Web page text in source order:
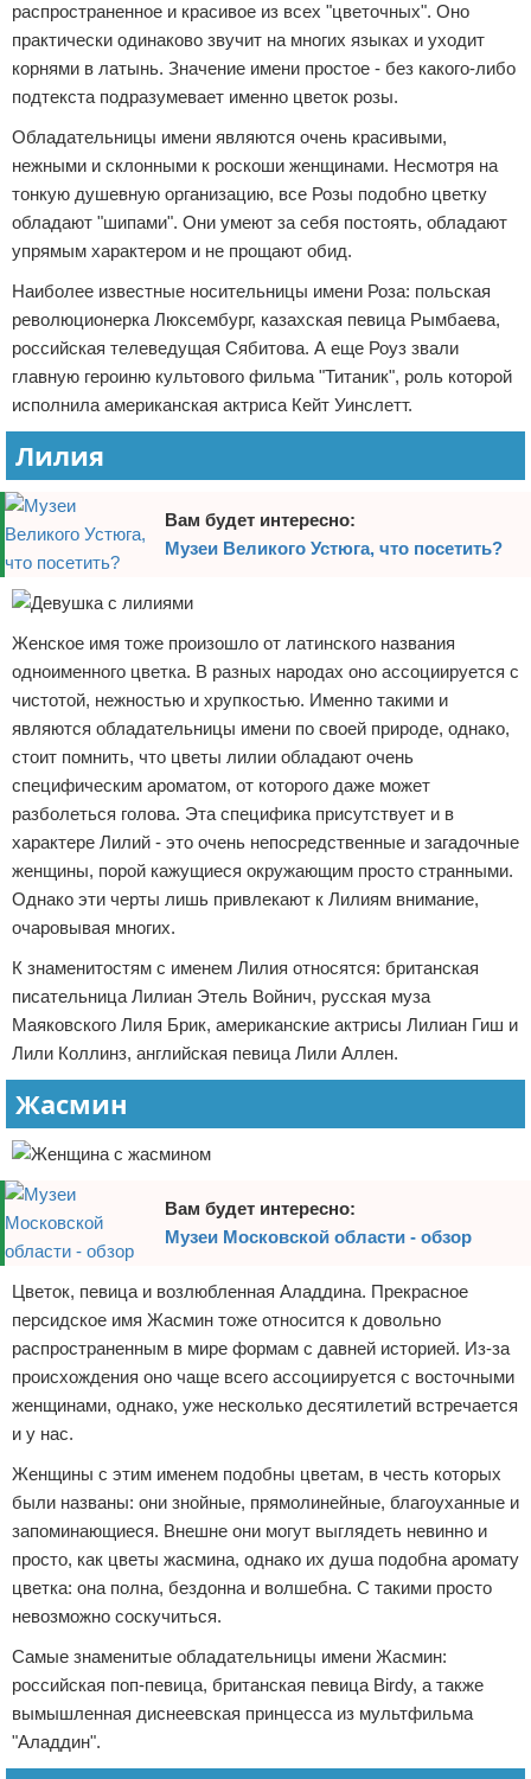
распространенное и красивое из всех "цветочных". Оно
практически одинаково звучит на многих языках и уходит
корнями в латынь. Значение имени простое - без какого-либо
подтекста подразумевает именно цветок розы.
Обладательницы имени являются очень красивыми,
нежными и склонными к роскоши женщинами. Несмотря на
тонкую душевную организацию, все Розы подобно цветку
обладают "шипами". Они умеют за себя постоять, обладают
упрямым характером и не прощают обид.
Наиболее известные носительницы имени Роза: польская
революционерка Люксембург, казахская певица Рымбаева,
российская телеведущая Сябитова. А еще Роуз звали
главную героиню культового фильма "Титаник", роль которой
исполнила американская актриса Кейт Уинслетт.
Лилия
Вам будет интересно:
Музеи Великого Устюга, что посетить?
Женское имя тоже произошло от латинского названия
одноименного цветка. В разных народах оно ассоциируется с
чистотой, нежностью и хрупкостью. Именно такими и
являются обладательницы имени по своей природе, однако,
стоит помнить, что цветы лилии обладают очень
специфическим ароматом, от которого даже может
разболеться голова. Эта специфика присутствует и в
характере Лилий - это очень непосредственные и загадочные
женщины, порой кажущиеся окружающим просто странными.
Однако эти черты лишь привлекают к Лилиям внимание,
очаровывая многих.
К знаменитостям с именем Лилия относятся: британская
писательница Лилиан Этель Войнич, русская муза
Маяковского Лиля Брик, американские актрисы Лилиан Гиш и
Лили Коллинз, английская певица Лили Аллен.
Жасмин
Вам будет интересно:
Музеи Московской области - обзор
Цветок, певица и возлюбленная Аладдина. Прекрасное
персидское имя Жасмин тоже относится к довольно
распространенным в мире формам с давней историей. Из-за
происхождения оно чаще всего ассоциируется с восточными
женщинами, однако, уже несколько десятилетий встречается
и у нас.
Женщины с этим именем подобны цветам, в честь которых
были названы: они знойные, прямолинейные, благоуханные и
запоминающиеся. Внешне они могут выглядеть невинно и
просто, как цветы жасмина, однако их душа подобна аромату
цветка: она полна, бездонна и волшебна. С такими просто
невозможно соскучиться.
Самые знаменитые обладательницы имени Жасмин:
российская поп-певица, британская певица Birdy, а также
вымышленная диснеевская принцесса из мультфильма
"Аладдин".